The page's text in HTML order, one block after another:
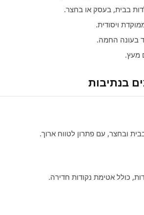
בבית, בעסק או בחצר.
ויסודית.
בעונה החמה.
מעץ.
בנתיבות
ובחצר, עם פתרון לטווח ארוך.
כולל אטימת נקודות חדירה.